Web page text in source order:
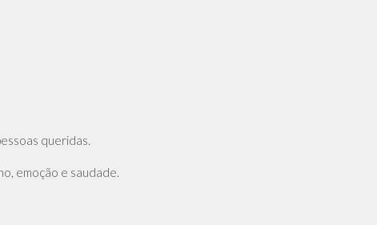
queridas.
emoção e saudade.